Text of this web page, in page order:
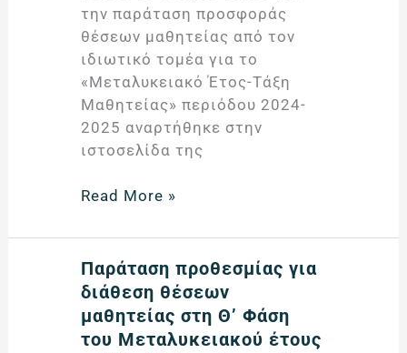
την παράταση προσφοράς
θέσεων μαθητείας από τον
ιδιωτικό τομέα για το
«Μεταλυκειακό Έτος-Τάξη
Μαθητείας» περιόδου 2024-
2025 αναρτήθηκε στην
ιστοσελίδα της
Read More »
Παράταση προθεσμίας για
διάθεση θέσεων
μαθητείας στη Θ’ Φάση
του Μεταλυκειακού έτους
Παράταση
προθεσμίας
για
διάθεση